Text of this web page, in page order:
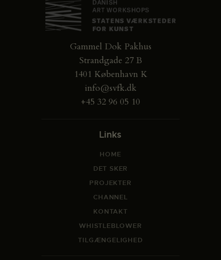
Gammel Dok Pakhus
Strandgade 27 B
1401 København K
info@svfk.dk
+45 32 96 05 10
Links
HOME
DET SKER
PROJEKTER
CHANNEL
KONTAKT
WHISTLEBLOWER
TILGÆNGELIGHED